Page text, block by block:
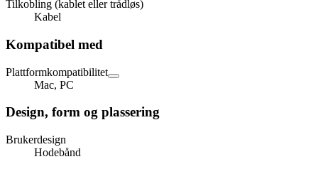
Tilkobling (kablet eller trådløs)
Kabel
Kompatibel med
Plattformkompatibilitet
Mac, PC
Design, form og plassering
Brukerdesign
Hodebånd